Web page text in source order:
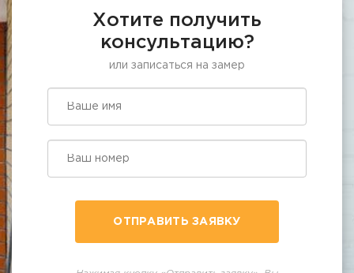
Хотите получить
консультацию?
или записаться на замер
ОТПРАВИТЬ ЗАЯВКУ